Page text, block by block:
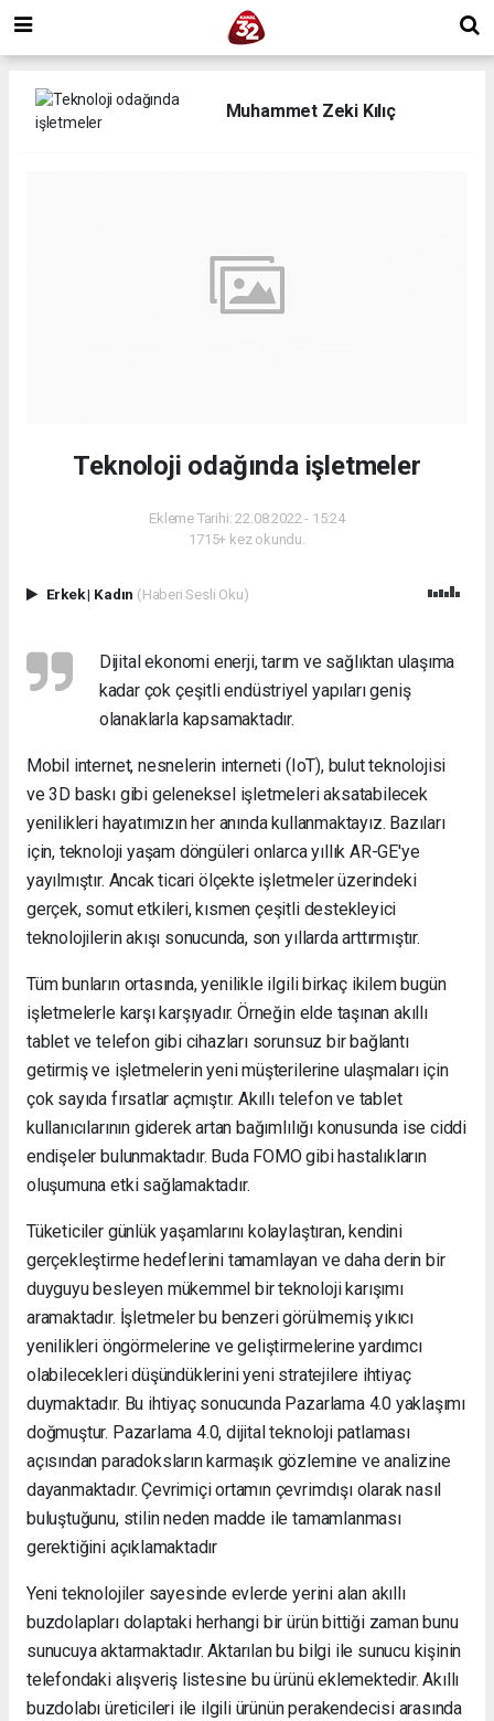
Muhammet Zeki Kılıç
Teknoloji odağında işletmeler
Ekleme Tarihi: 22.08.2022 - 15:24
1715+ kez okundu.
Erkek| Kadın (Haberi Sesli Oku)
Dijital ekonomi enerji, tarım ve sağlıktan ulaşıma
kadar çok çeşitli endüstriyel yapıları geniş
olanaklarla kapsamaktadır.
Mobil internet, nesnelerin interneti (IoT), bulut teknolojisi
ve 3D baskı gibi geleneksel işletmeleri aksatabilecek
yenilikleri hayatımızın her anında kullanmaktayız. Bazıları
için, teknoloji yaşam döngüleri onlarca yıllık AR-GE'ye
yayılmıştır. Ancak ticari ölçekte işletmeler üzerindeki
gerçek, somut etkileri, kısmen çeşitli destekleyici
teknolojilerin akışı sonucunda, son yıllarda arttırmıştır.
Tüm bunların ortasında, yenilikle ilgili birkaç ikilem bugün
işletmelerle karşı karşıyadır. Örneğin elde taşınan akıllı
tablet ve telefon gibi cihazları sorunsuz bir bağlantı
getirmiş ve işletmelerin yeni müşterilerine ulaşmaları için
çok sayıda fırsatlar açmıştır. Akıllı telefon ve tablet
kullanıcılarının giderek artan bağımlılığı konusunda ise ciddi
endişeler bulunmaktadır. Buda FOMO gibi hastalıkların
oluşumuna etki sağlamaktadır.
Tüketiciler günlük yaşamlarını kolaylaştıran, kendini
gerçekleştirme hedeflerini tamamlayan ve daha derin bir
duyguyu besleyen mükemmel bir teknoloji karışımı
aramaktadır. İşletmeler bu benzeri görülmemiş yıkıcı
yenilikleri öngörmelerine ve geliştirmelerine yardımcı
olabilecekleri düşündüklerini yeni stratejilere ihtiyaç
duymaktadır. Bu ihtiyaç sonucunda Pazarlama 4.0 yaklaşımı
doğmuştur. Pazarlama 4.0, dijital teknoloji patlaması
açısından paradoksların karmaşık gözlemine ve analizine
dayanmaktadır. Çevrimiçi ortamın çevrimdışı olarak nasıl
buluştuğunu, stilin neden madde ile tamamlanması
gerektiğini açıklamaktadır
Yeni teknolojiler sayesinde evlerde yerini alan akıllı
buzdolapları dolaptaki herhangi bir ürün bittiği zaman bunu
sunucuya aktarmaktadır. Aktarılan bu bilgi ile sunucu kişinin
telefondaki alışveriş listesine bu ürünü eklemektedir. Akıllı
buzdolabı üreticileri ile ilgili ürünün perakendecisi arasında